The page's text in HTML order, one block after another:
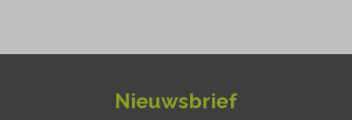
Nieuwsbrief